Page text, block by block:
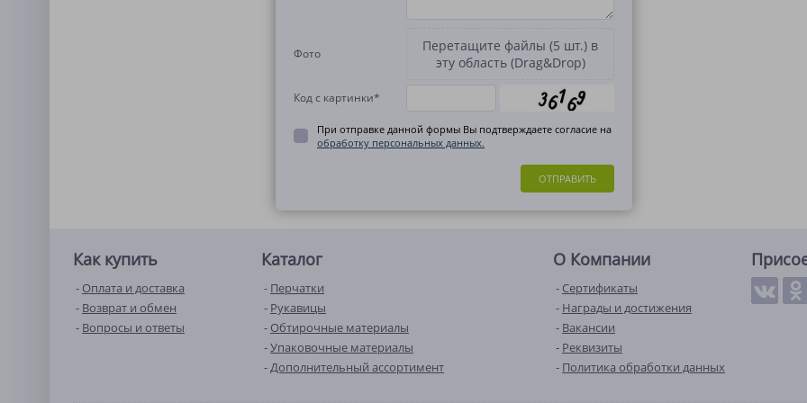
Фото
Перетащите файлы (5 шт.) в
эту область (Drag&Drop)
Код с картинки*
При отправке данной формы Вы подтверждаете согласие на
обработку персональных данных.
ОТПРАВИТЬ
Как купить
Оплата и доставка
Возврат и обмен
Вопросы и ответы
Каталог
Перчатки
Рукавицы
Обтирочные материалы
Упаковочные материалы
Дополнительный ассортимент
О Компании
Сертификаты
Награды и достижения
Вакансии
Реквизиты
Политика обработки данных